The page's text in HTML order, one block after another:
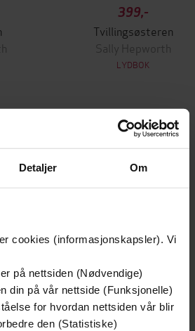
Detaljer Om
cookies (informasjonskapsler). Vi
på nettsiden (Nødvendige)
din på vår nettside (Funksjonelle)
for hvordan nettsiden vår blir
den (Statistiske)
399,-
Tvillingsøsteren
Sally Hepworth
LYDBOK
kjøpt